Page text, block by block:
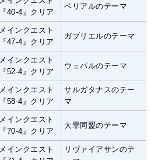
『40-4』クリア
ベリアルのテーマ
メインクエスト
『47-4』クリア
ガブリエルのテーマ
メインクエスト
『52-4』クリア
ウェパルのテーマ
メインクエスト
『58-4』クリア
サルガタナスのテー
マ
メインクエスト
『70-4』クリア
大罪同盟のテーマ
メインクエスト
リヴァイアサンのテ